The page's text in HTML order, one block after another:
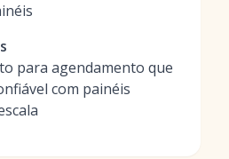
para agendamento que
com painéis